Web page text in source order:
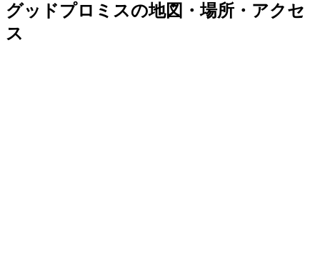
グッドプロミスの地図・場所・アクセ
ス